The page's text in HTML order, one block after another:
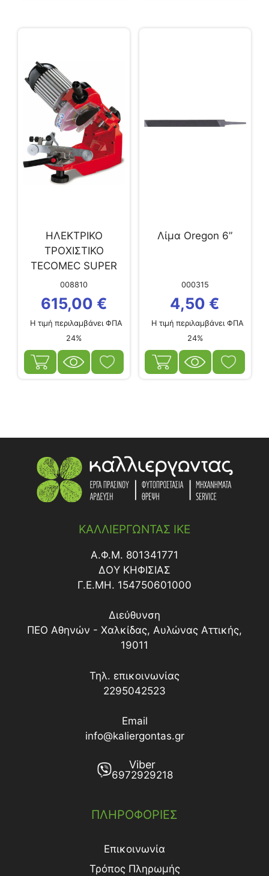
ΗΛΕΚΤΡΙΚΟ
ΤΡΟΧΙΣΤΙΚΟ
TECOMEC SUPER
JOLLY STAR
008810
615,00 €
Η τιμή περιλαμβάνει ΦΠΑ
24%
Λίμα Oregon 6”
000315
4,50 €
Η τιμή περιλαμβάνει ΦΠΑ
24%
ΚΑΛΛΙΕΡΓΩΝΤΑΣ ΙΚΕ
Α.Φ.Μ. 801341771
ΔΟY ΚΗΦΙΣΙΑΣ
Γ.Ε.ΜΗ. 154750601000
Διεύθυνση
ΠΕΟ Αθηνών - Χαλκίδας, Αυλώνας Αττικής,
19011
Τηλ. επικοινωνίας
2295042523
Email
info@kaliergontas.gr
Viber
6972929218
ΠΛΗΡΟΦΟΡΙΕΣ
Επικοινωνία
Τρόπος Πληρωμής